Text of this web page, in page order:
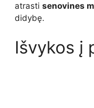
atrasti senovines
didybę.
Išvykos į